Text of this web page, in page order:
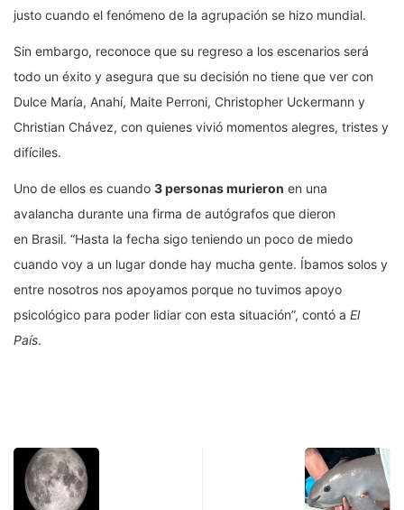
justo cuando el fenómeno de la agrupación se hizo mundial.
Sin embargo, reconoce que su regreso a los escenarios será
todo un éxito y asegura que su decisión no tiene que ver con
Dulce María, Anahí, Maite Perroni, Christopher Uckermann y
Christian Chávez, con quienes vivió momentos alegres, tristes y
difíciles.
Uno de ellos es cuando 3 personas murieron en una
avalancha durante una firma de autógrafos que dieron
en Brasil. “Hasta la fecha sigo teniendo un poco de miedo
cuando voy a un lugar donde hay mucha gente. Íbamos solos y
entre nosotros nos apoyamos porque no tuvimos apoyo
psicológico para poder lidiar con esta situación”, contó a El
País.